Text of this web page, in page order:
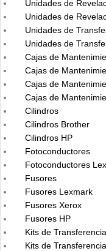
Unidades de
Unidades de
Unidades de
Unidades de
Cajas de
Cajas de
Cajas de
Cajas de
Cilindros
Cilindros Brother
Cilindros HP
Fotoconductores
Fotoconductores
Fusores
Fusores Lexmark
Fusores Xerox
Fusores HP
Kits de Transferencia
Kits de